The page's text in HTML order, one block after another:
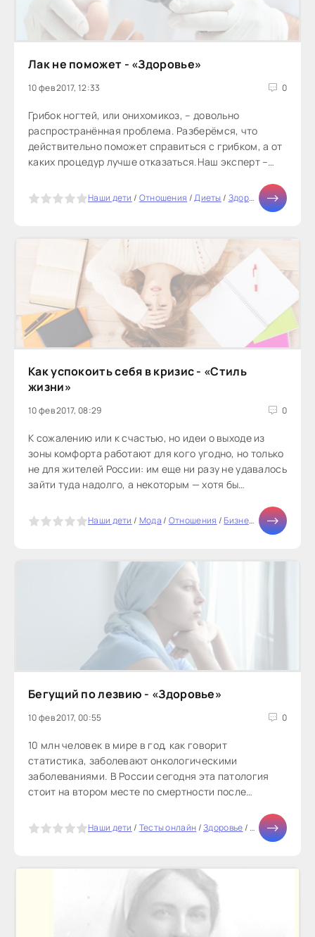
Лак не поможет - «Здоровье»
10 фев 2017, 12:33 0
Грибок ногтей, или онихомикоз, – довольно
распространённая проблема. Разберёмся, что
действительно поможет справиться с грибком, а от
каких процедур лучше отказаться.Наш эксперт –
Наши дети / Отношения /Диеты/ Здоровье /Красота
Как успокоить себя в кризис - «Стиль
жизни»
10 фев 2017, 08:29 0
К сожалению или к счастью, но идеи о выходе из
зоны комфорта работают для кого угодно, но только
не для жителей России: им еще ни разу не удавалось
зайти туда надолго, а некоторым — хотя бы
Наши дети / Мода/ Отношения /Бизнес /Отдых
Бегущий по лезвию - «Здоровье»
10 фев 2017, 00:55 0
10 млн человек в мире в год, как говорит
статистика, заболевают онкологическими
заболеваниями. В России сегодня эта патология
стоит на втором месте по смертности после
Наши дети / Тесты онлайн/Здоровье/ СТАТЬИ/